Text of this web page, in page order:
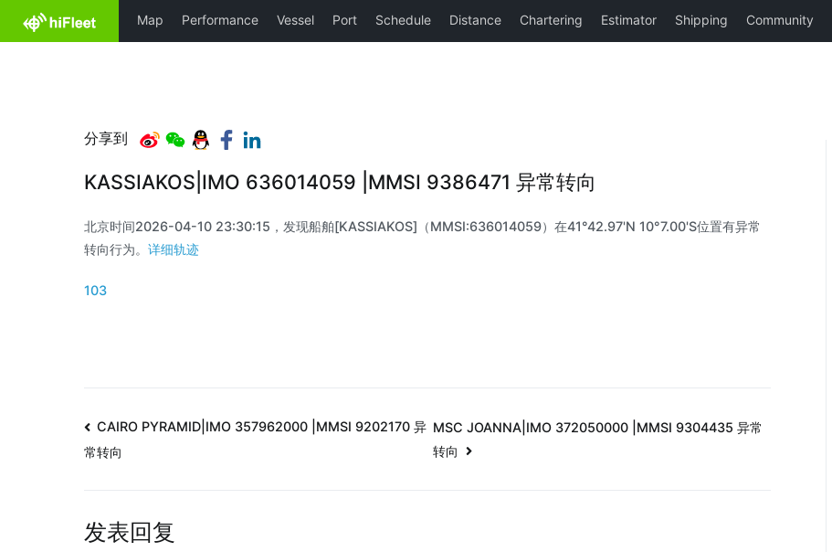
分享到
KASSIAKOS|IMO 636014059 |MMSI 9386471 异常转向
北京时间2026-04-10 23:30:15，发现船舶[KASSIAKOS]（MMSI:636014059）在41°42.97'N 10°7.00'S位置有异常
转向行为。 详细轨迹
103
CAIRO PYRAMID|IMO 357962000 |MMSI 9202170 异
常转向
MSC JOANNA|IMO 372050000 |MMSI 9304435 异常
转向
发表回复